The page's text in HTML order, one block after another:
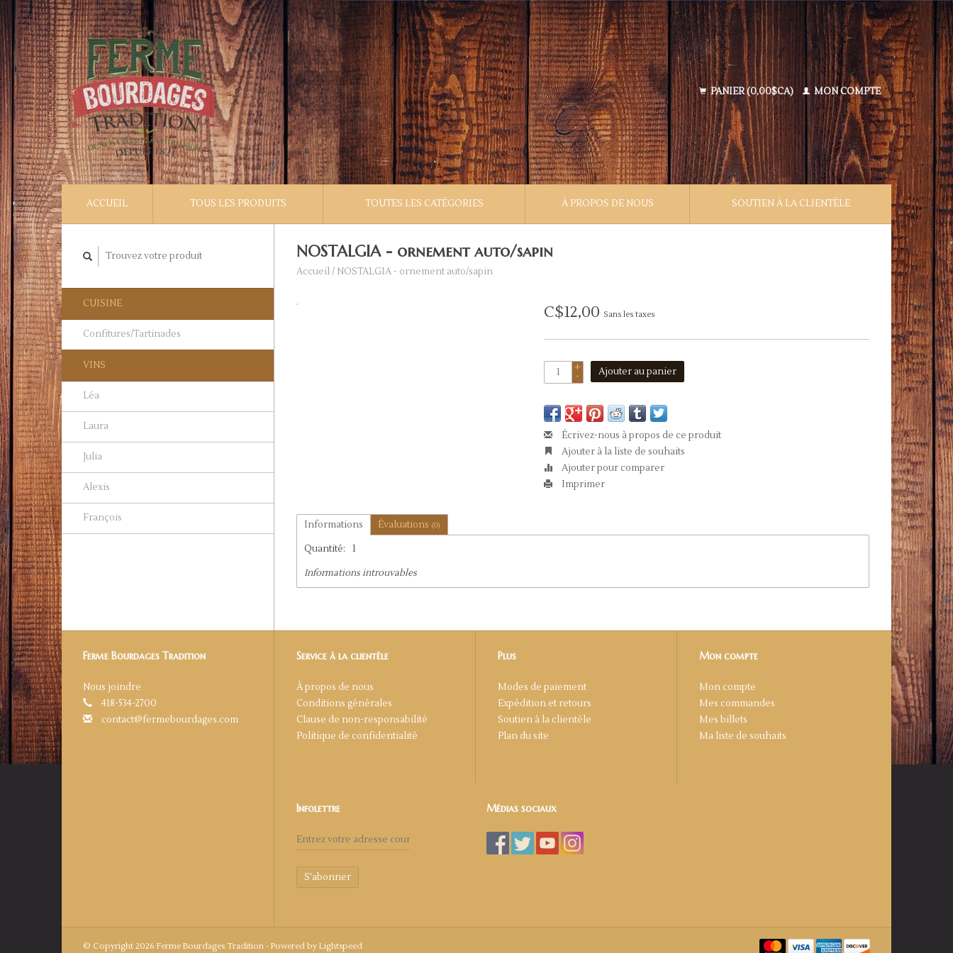
PANIER (0,00$CA) MON COMPTE
ACCUEIL TOUS LES PRODUITS TOUTES LES CATÉGORIES À PROPOS DE NOUS SOUTIEN À LA CLIENTÈLE
CUISINE
Confitures/Tartinades
VINS
Léa
Laura
Julia
Alexis
François
NOSTALGIA - ornement auto/sapin
Accueil/ NOSTALGIA - ornement auto/sapin
C$12,00 Sans les taxes
+
-
Ajouter au panier
Écrivez-nous à propos de ce produit
Ajouter à la liste de souhaits
Ajouter pour comparer
Imprimer
Informations Évaluations (0)
Quantité: 1
Informations introuvables
Ferme Bourdages Tradition
Nous joindre
418-534-2700
contact@fermebourdages.com
Service à la clientèle
À propos de nous
Conditions générales
Clause de non-responsabilité
Politique de confidentialité
Plus
Modes de paiement
Expédition et retours
Soutien à la clientèle
Plan du site
Mon compte
Mon compte
Mes commandes
Mes billets
Ma liste de souhaits
Infolettre
S'abonner
Médias sociaux
© Copyright 2026 Ferme Bourdages Tradition - Powered by Lightspeed